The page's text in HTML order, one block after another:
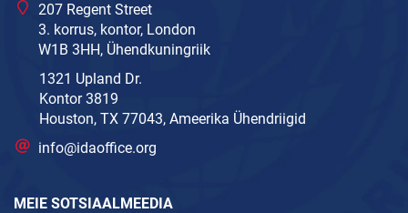
207 Regent Street
3. korrus, kontor, London
W1B 3HH, Ühendkuningriik
1321 Upland Dr.
Kontor 3819
Houston, TX 77043, Ameerika Ühendriigid
info@idaoffice.org
MEIE SOTSIAALMEEDIA